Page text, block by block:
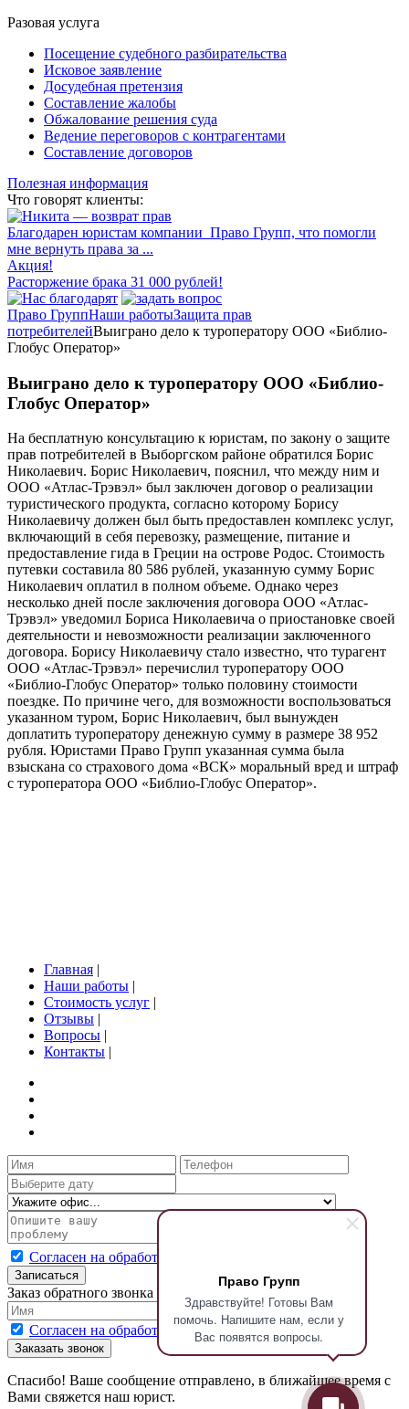
Право Групп
Здравствуйте! Готовы Вам
помочь. Напишите нам, если у
Вас появятся вопросы.
Разовая услуга
Посещение судебного разбирательства
Исковое заявление
Досудебная претензия
Составление жалобы
Обжалование решения суда
Ведение переговоров с контрагентами
Составление договоров
Полезная информация
Что говорят клиенты:
Благодарен юристам компании Право Групп, что помогли
мне вернуть права за ...
Акция!
Расторжение брака 31 000 рублей!
Право ГруппНаши работыЗащита прав
потребителейВыиграно дело к туроператору ООО «Библио-
Глобус Оператор»
Выиграно дело к туроператору ООО «Библио-
Глобус Оператор»
На бесплатную консультацию к юристам, по закону о защите
прав потребителей в Выборгском районе обратился Борис
Николаевич. Борис Николаевич, пояснил, что между ним и
ООО «Атлас-Трэвэл» был заключен договор о реализации
туристического продукта, согласно которому Борису
Николаевичу должен был быть предоставлен комплекс услуг,
включающий в себя перевозку, размещение, питание и
предоставление гида в Греции на острове Родос. Стоимость
путевки составила 80 586 рублей, указанную сумму Борис
Николаевич оплатил в полном объеме. Однако через
несколько дней после заключения договора ООО «Атлас-
Трэвэл» уведомил Бориса Николаевича о приостановке своей
деятельности и невозможности реализации заключенного
договора. Борису Николаевичу стало известно, что турагент
ООО «Атлас-Трэвэл» перечислил туроператору ООО
«Библио-Глобус Оператор» только половину стоимости
поездке. По причине чего, для возможности воспользоваться
указанном туром, Борис Николаевич, был вынужден
доплатить туроператору денежную сумму в размере 38 952
рубля. Юристами Право Групп указанная сумма была
взыскана со страхового дома «ВСК» моральный вред и штраф
с туроператора ООО «Библио-Глобус Оператор».
Главная |
Наши работы |
Стоимость услуг |
Отзывы |
Вопросы |
Контакты |
Согласен на обработку персональных данных
Записаться
Заказ обратного звонка
Согласен на обработку персональных данных
Заказать звонок
Спасибо! Ваше сообщение отправлено, в ближайшее время с
Вами свяжется наш юрист.